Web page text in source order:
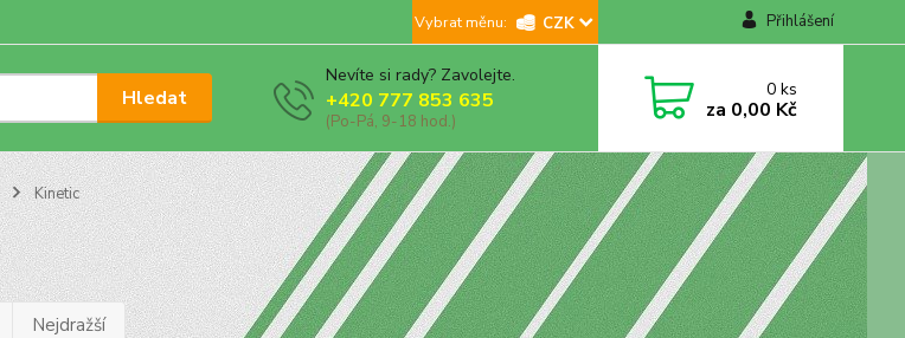
CZK Přihlášení
Hledat
Nevíte si rady? Zavolejte.
+420 777 853 635
(Po-Pá, 9-18 hod.)
0ks
za 0,00 Kč
Kinetic
Nejdražší